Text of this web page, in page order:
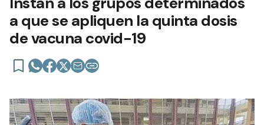
a que se apliquen la quinta dosis
de vacuna covid-19